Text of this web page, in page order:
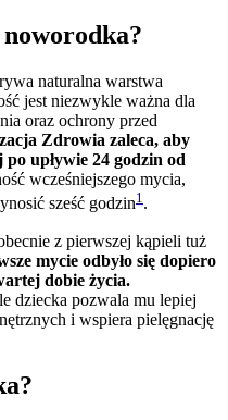
naturalna warstwa
jest niezwykle ważna dla
oraz ochrony przed
Zdrowia zaleca, aby
upływie 24 godzin od
wcześniejszego mycia,
sześć godzin1.
z pierwszej kąpieli tuż
mycie odbyło się dopiero
dobie życia.
dziecka pozwala mu lepiej
i wspiera pielęgnację